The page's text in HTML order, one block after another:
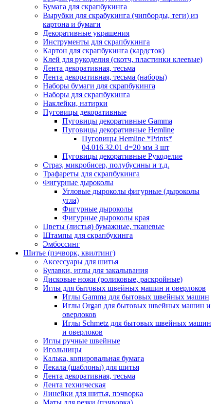
Бумага для скрапбукинга
Вырубки для скрабукинга (чипборды, теги) из
картона и бумаги
Декоративные украшения
Инструменты для скрапбукинга
Картон для скрапбукинга (кардсток)
Клей для рукоделия (скотч, пластинки клеевые)
Лента декоративная, тесьма
Лента декоративная, тесьма (наборы)
Наборы бумаги для скрапбукинга
Наборы для скрапбукинга
Наклейки, натирки
Пуговицы декоративные
Пуговицы декоративные Gamma
Пуговицы декоративные Hemline
Пуговицы Hemline *Prints*
04.016.32.01 d=20 мм 3 шт
Пуговицы декоративные Рукоделие
Страз, микробисер, полубусины и т.д.
Трафареты для скрапбукинга
Фигурные дыроколы
Угловые дыроколы фигурные (дыроколы
угла)
Фигурные дыроколы
Фигурные дыроколы края
Цветы (листья) бумажные, тканевые
Штампы для скрапбукинга
Эмбоссинг
Шитье (пэчворк, квилтинг)
Аксессуары для шитья
Булавки, иглы для закалывания
Дисковые ножи (роликовые, раскройные)
Иглы для бытовых швейных машин и оверлоков
Иглы Gamma для бытовых швейных машин
Иглы Organ для бытовых швейных машин и
оверлоков
Иглы Schmetz для бытовых швейных машин
и оверлоков
Иглы ручные швейные
Игольницы
Калька, копировальная бумага
Лекала (шаблоны) для шитья
Лента декоративная, тесьма
Лента техническая
Линейки для шитья, пэчворка
Маты для резки (пэчворка)